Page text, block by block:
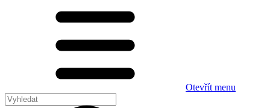
Otevřít menu